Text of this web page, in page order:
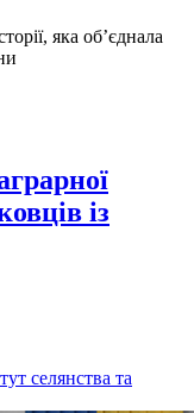
яка об’єднала
із
селянства та